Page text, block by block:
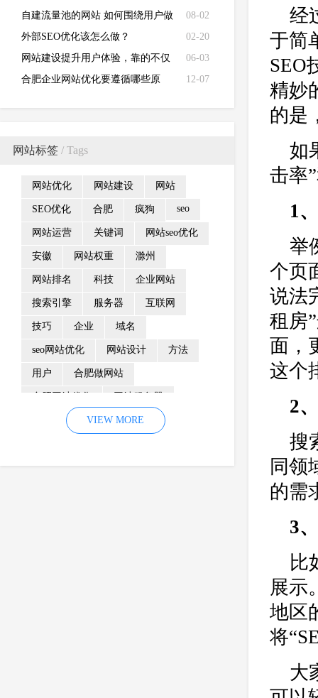
容？
08-02
自建流量池的网站 如何围绕用户做
好运营
02-20
外部SEO优化该怎么做？
06-03
网站建设提升用户体验，靠的不仅
仅是设计
12-07
合肥企业网站优化要遵循哪些原
网站标签 / Tags
网站优化 网站建设 网站
SEO优化 合肥 疯狗 seo
网站运营 关键词 网站seo优化
安徽 网站权重 滁州
网站排名 科技 企业网站
搜索引擎 服务器 互联网
技巧 企业 域名
seo网站优化 网站设计 方法
用户 合肥做网站
优化 网站降权
企业网站建设 效果 页面
VIEW MORE
经
于简
SEO
精妙
的是
如
击率
1
举
个页
说法
租房
面，
这个
2
搜
同领
的需
3
比
展示
地区
将
大